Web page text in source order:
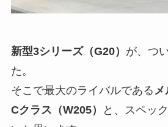
新型3シリーズ（G20） が、つ
た。
そこで最大のライバルであるメ
Cクラス（W205）
と、スペッ